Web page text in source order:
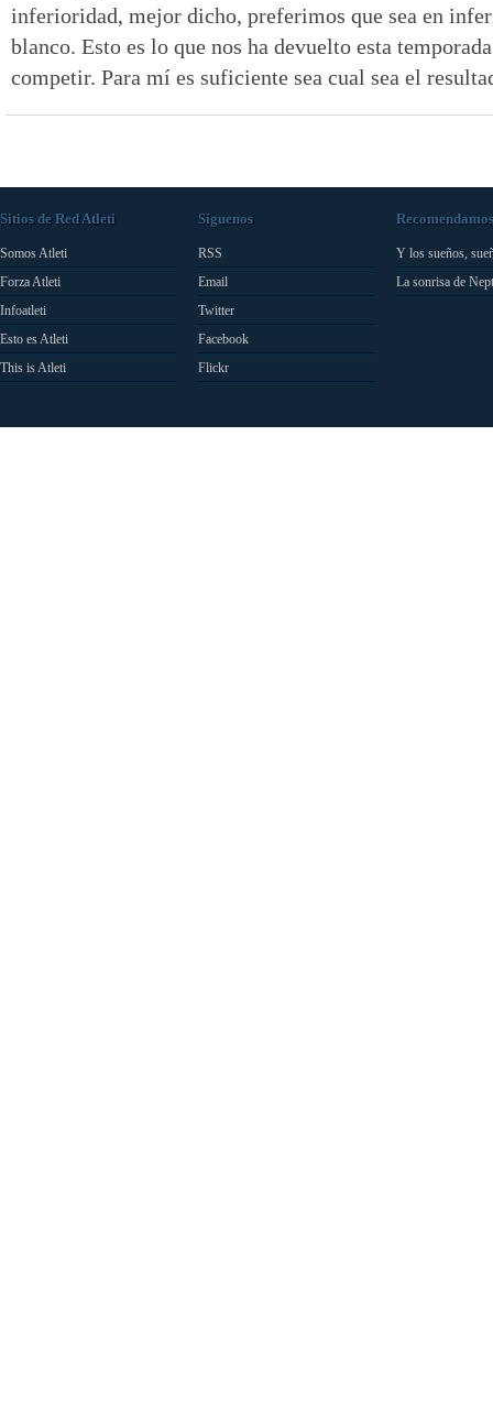
inferioridad, mejor dicho, preferimos que sea en
blanco. Esto es lo que nos ha devuelto esta
competir. Para mí es suficiente sea cual sea el
Sitios de Red Atleti
Somos Atleti
Forza Atleti
Infoatleti
Esto es Atleti
This is Atleti
Síguenos
RSS
Email
Twitter
Facebook
Flickr
Recomendamos
Y los sueños,
La sonrisa de